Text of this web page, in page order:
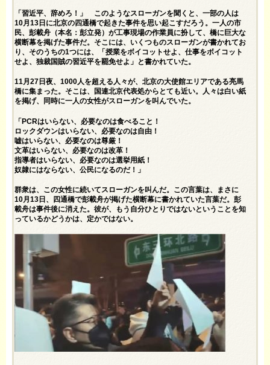
「習近平、辞めろ！」 このようなスローガンを聞くと、一部の人は
10月13日に北京の四通橋で起きた事件を思い起こすだろう。一人の市
民、彭載舟（本名：彭立発）が工事現場の作業員に扮して、橋に巨大な
横断幕を掲げた事件だ。そこには、いくつものスローガンが書かれてお
り、そのうちの1つには、「授業をボイコットせよ、仕事をボイコット
せよ、独裁国賊の習近平を罷免せよ」と書かれていた。
11月27日夜、1000人を超える人々が、北京の大使館エリアである亮馬
橋に集まった。そこは、国連北京代表処からとても近い。人々は白い紙
を掲げ、同時に一人の女性がスローガンを叫んでいた。
「PCRはいらない、必要なのは食べること！
ロックダウンはいらない、必要なのは自由！
嘘はいらない、必要なのは尊厳！
文革はいらない、必要なのは改革！
指導者はいらない、必要なのは選挙用紙！
奴隷にはならない、公民になるのだ！」
群衆は、この女性に続いてスローガンを叫んだ。この言葉は、まさに
10月13日、四通橋で彭載舟が掲げた横断幕に書かれていた言葉だ。彭
載舟は事件後に消えた。彼が、もう自分ひとりではないということを知
っているかどうかは、定かではない。